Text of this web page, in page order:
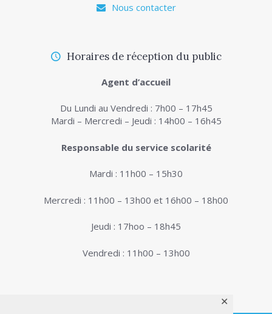
✕
Nous contacter
Horaires de réception du public
Agent d’accueil
Du Lundi au Vendredi : 7h00 – 17h45
Mardi – Mercredi – Jeudi : 14h00 – 16h45
Responsable du service scolarité
Mardi : 11h00 – 15h30
Mercredi : 11h00 – 13h00 et 16h00 – 18h00
Jeudi : 17hoo – 18h45
Vendredi : 11h00 – 13h00